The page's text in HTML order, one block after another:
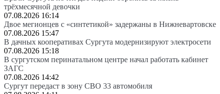
трёхмесячной девочки
07.08.2026 16:14
Двое мегионцев с «синтетикой» задержаны в Нижневартовске
07.08.2026 15:47
В дачных кооперативах Сургута модернизируют электросети
07.08.2026 15:18
В сургутском перинатальном центре начал работать кабинет
ЗАГС
07.08.2026 14:42
Сургут передаст в зону СВО 33 автомобиля